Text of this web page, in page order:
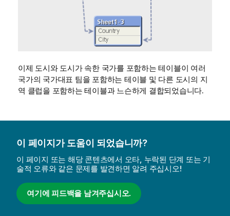
이제 도시와 도시가 속한 국가를 포함하는 테이블이 여러
국가의 국가대표 팀을 포함하는 테이블 및 다른 도시의 지
역 클럽을 포함하는 테이블과 느슨하게 결합되었습니다.
이 페이지가 도움이 되었습니까?
이 페이지 또는 해당 콘텐츠에서 오타, 누락된 단계 또는 기
술적 오류와 같은 문제를 발견하면 알려 주십시오!
여기에 피드백을 남겨주십시오.